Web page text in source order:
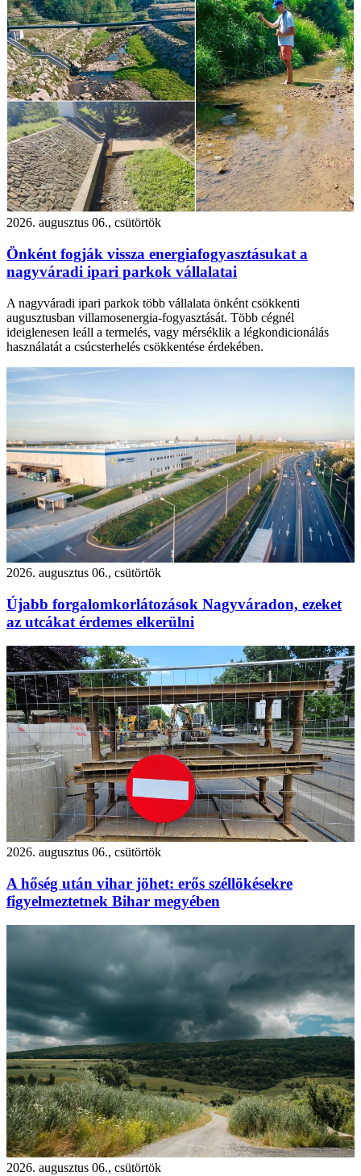
2026. augusztus 06., csütörtök
Önként fogják vissza energiafogyasztásukat a
nagyváradi ipari parkok vállalatai
A nagyváradi ipari parkok több vállalata önként csökkenti
augusztusban villamosenergia-fogyasztását. Több cégnél
ideiglenesen leáll a termelés, vagy mérséklik a légkondicionálás
használatát a csúcsterhelés csökkentése érdekében.
2026. augusztus 06., csütörtök
Újabb forgalomkorlátozások Nagyváradon, ezeket
az utcákat érdemes elkerülni
2026. augusztus 06., csütörtök
A hőség után vihar jöhet: erős széllökésekre
figyelmeztetnek Bihar megyében
2026. augusztus 06., csütörtök